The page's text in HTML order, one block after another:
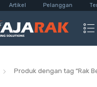
Artikel Pelanggan
Produk dengan tag “Rak